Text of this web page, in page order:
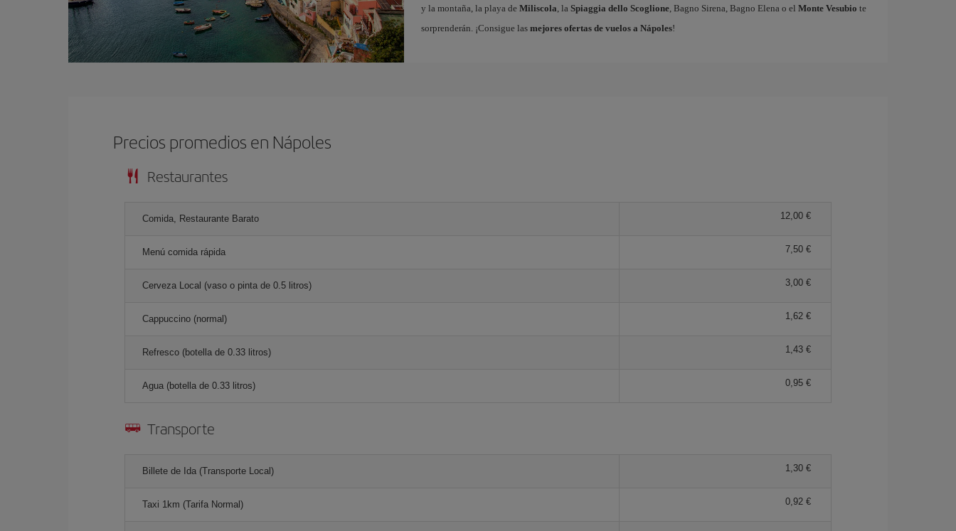
y la montaña, la playa de Miliscola, la Spiaggia dello Scoglione, Bagno Sirena, Bagno Elena o el Monte Vesubio te
sorprenderán. ¡Consigue las mejores ofertas de vuelos a Nápoles!
Precios promedios en Nápoles
Restaurantes
Comida, Restaurante Barato 12,00 €
Menú comida rápida 7,50 €
Cerveza Local (vaso o pinta de 0.5 litros) 3,00 €
Cappuccino (normal) 1,62 €
Refresco (botella de 0.33 litros) 1,43 €
Agua (botella de 0.33 litros) 0,95 €
Transporte
Billete de Ida (Transporte Local) 1,30 €
Taxi 1km (Tarifa Normal) 0,92 €